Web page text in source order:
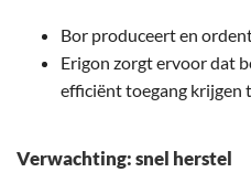
Bor produceert en
Erigon zorgt ervoor dat
efficiënt toegang krijgen
Verwachting: snel herstel